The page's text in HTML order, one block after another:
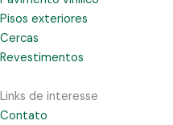
Pisos exteriores
Cercas
Revestimentos
Links de interesse
Contato